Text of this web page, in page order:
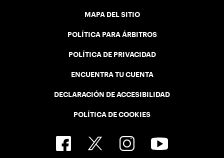
MAPA DEL SITIO
POLÍTICA PARA ÁRBITROS
POLÍTICA DE PRIVACIDAD
ENCUENTRA TU CUENTA
DECLARACIÓN DE ACCESIBILIDAD
POLÍTICA DE COOKIES